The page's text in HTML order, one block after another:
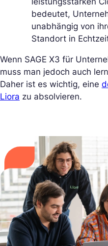
bedeutet,
unabhängig von
Standort in
Wenn SAGE X3 für
muss man jedoch auch
Daher ist es wichtig, eine
Liora zu absolvieren.